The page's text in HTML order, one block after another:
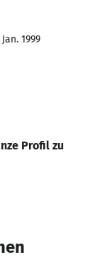
1999
Profil zu